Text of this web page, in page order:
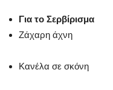
Για το Σερβίρισμα
Ζάχαρη άχνη
Κανέλα σε σκόνη